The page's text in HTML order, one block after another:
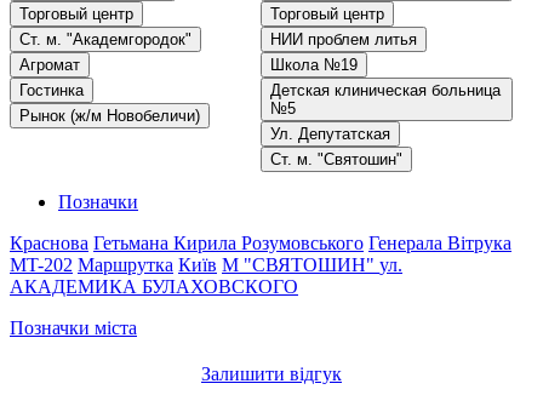
Торговый центр
Ст. м. "Академгородок"
Агромат
Гостинка
Рынок (ж/м Новобеличи)
Торговый центр
НИИ проблем литья
Школа №19
Детская клиническая больница
№5
Ул. Депутатская
Ст. м. "Святошин"
Позначки
Краснова Гетьмана Кирила Розумовського Генерала Вітрука
MT-202 Маршрутка Київ М "СВЯТОШИН" ул.
АКАДЕМИКА БУЛАХОВСКОГО
Позначки міста
Залишити відгук